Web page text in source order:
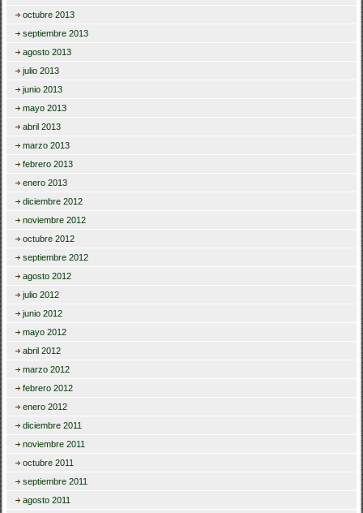
octubre 2013
septiembre 2013
agosto 2013
julio 2013
junio 2013
mayo 2013
abril 2013
marzo 2013
febrero 2013
enero 2013
diciembre 2012
noviembre 2012
octubre 2012
septiembre 2012
agosto 2012
julio 2012
junio 2012
mayo 2012
abril 2012
marzo 2012
febrero 2012
enero 2012
diciembre 2011
noviembre 2011
octubre 2011
septiembre 2011
agosto 2011